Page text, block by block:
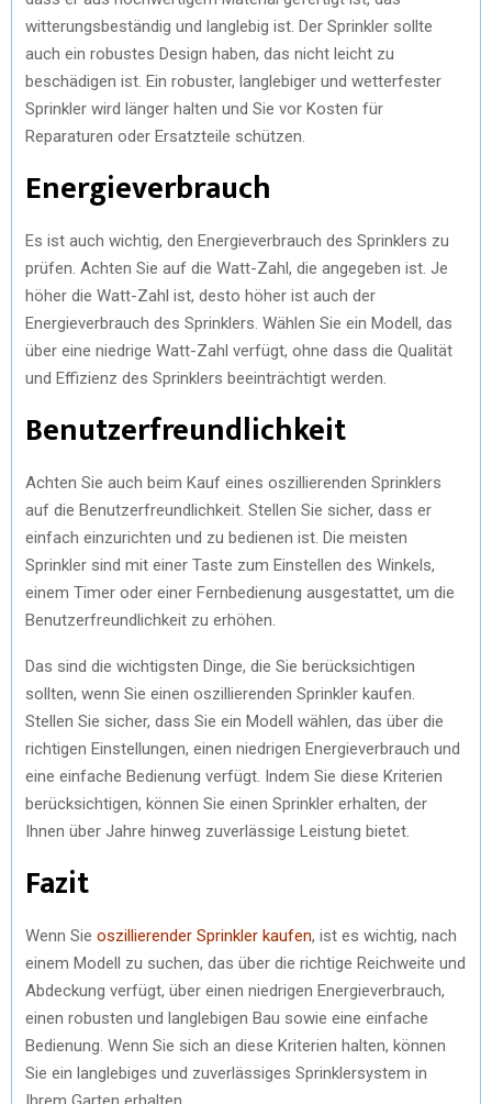
witterungsbeständig und langlebig ist. Der Sprinkler sollte
auch ein robustes Design haben, das nicht leicht zu
beschädigen ist. Ein robuster, langlebiger und wetterfester
Sprinkler wird länger halten und Sie vor Kosten für
Reparaturen oder Ersatzteile schützen.
Energieverbrauch
Es ist auch wichtig, den Energieverbrauch des Sprinklers zu
prüfen. Achten Sie auf die Watt-Zahl, die angegeben ist. Je
höher die Watt-Zahl ist, desto höher ist auch der
Energieverbrauch des Sprinklers. Wählen Sie ein Modell, das
über eine niedrige Watt-Zahl verfügt, ohne dass die Qualität
und Effizienz des Sprinklers beeinträchtigt werden.
Benutzerfreundlichkeit
Achten Sie auch beim Kauf eines oszillierenden Sprinklers
auf die Benutzerfreundlichkeit. Stellen Sie sicher, dass er
einfach einzurichten und zu bedienen ist. Die meisten
Sprinkler sind mit einer Taste zum Einstellen des Winkels,
einem Timer oder einer Fernbedienung ausgestattet, um die
Benutzerfreundlichkeit zu erhöhen.
Das sind die wichtigsten Dinge, die Sie berücksichtigen
sollten, wenn Sie einen oszillierenden Sprinkler kaufen.
Stellen Sie sicher, dass Sie ein Modell wählen, das über die
richtigen Einstellungen, einen niedrigen Energieverbrauch und
eine einfache Bedienung verfügt. Indem Sie diese Kriterien
berücksichtigen, können Sie einen Sprinkler erhalten, der
Ihnen über Jahre hinweg zuverlässige Leistung bietet.
Fazit
Wenn Sie oszillierender Sprinkler kaufen, ist es wichtig, nach
einem Modell zu suchen, das über die richtige Reichweite und
Abdeckung verfügt, über einen niedrigen Energieverbrauch,
einen robusten und langlebigen Bau sowie eine einfache
Bedienung. Wenn Sie sich an diese Kriterien halten, können
Sie ein langlebiges und zuverlässiges Sprinklersystem in